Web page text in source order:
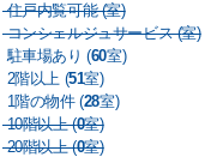
住戸内覧可能 (室)
コンシェルジュサービス (室)
駐車場あり (60室)
2階以上 (51室)
1階の物件 (28室)
10階以上 (0室)
20階以上 (0室)